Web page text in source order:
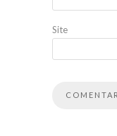
Site